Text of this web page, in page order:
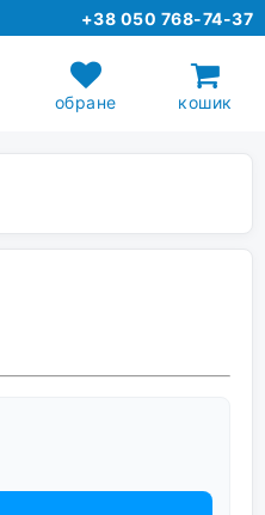
+38 050 768-74-37
обране кошик